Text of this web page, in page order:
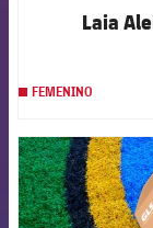
Laia
FEMENINO